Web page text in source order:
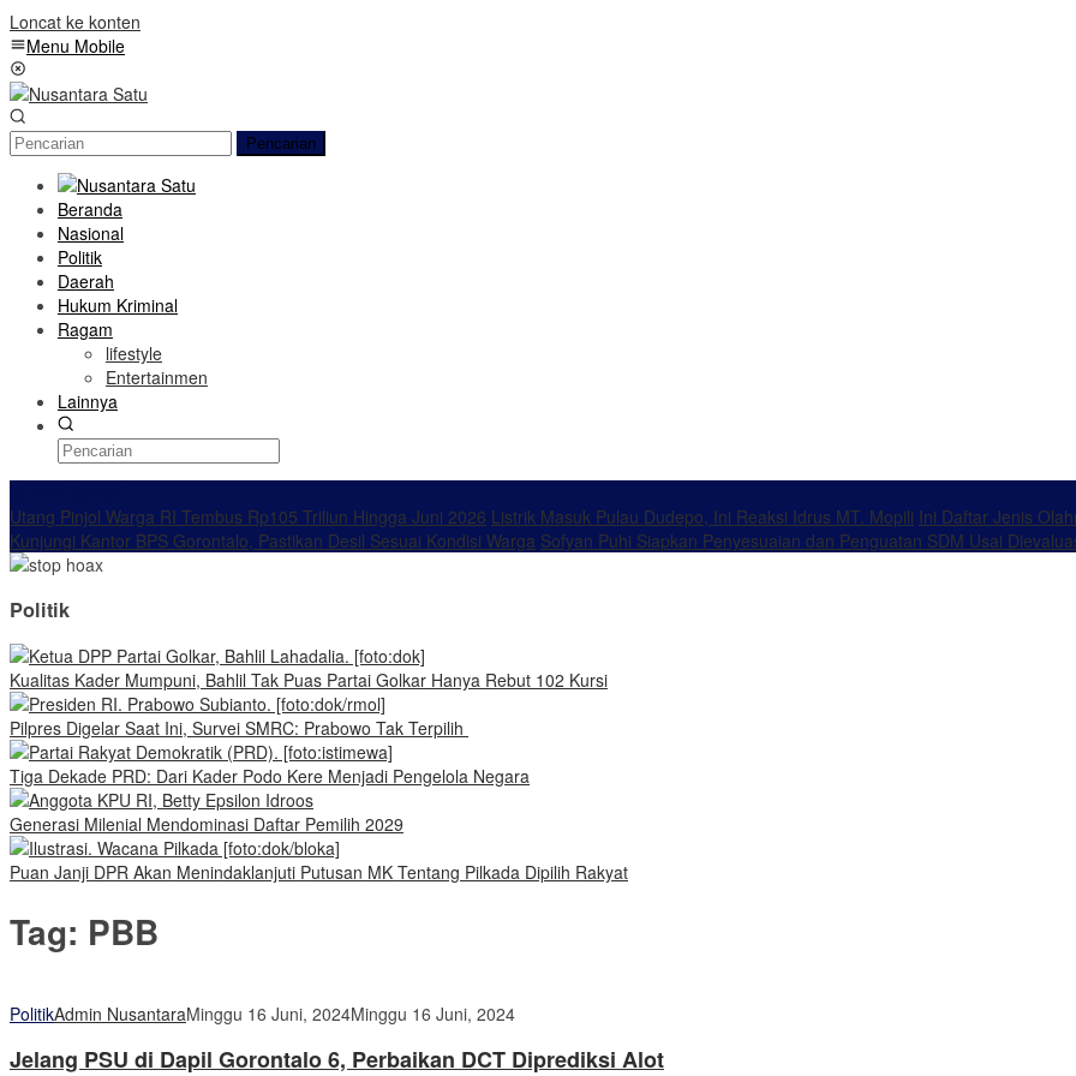
Loncat ke konten
Menu Mobile
Pencarian
Beranda
Nasional
Politik
Daerah
Hukum Kriminal
Ragam
lifestyle
Entertainmen
Lainnya
Utang Pinjol Warga RI Tembus Rp105 Triliun Hingga Juni 2026 Listrik Masuk Pulau Dudepo, Ini Reaksi Idrus MT. Mopili Ini Daftar Jenis
Kunjungi Kantor BPS Gorontalo, Pastikan Desil Sesuai Kondisi Warga Sofyan Puhi Siapkan Penyesuaian dan Penguatan SDM Usai
Politik
Kualitas Kader Mumpuni, Bahlil Tak Puas Partai Golkar Hanya Rebut 102 Kursi
Pilpres Digelar Saat Ini, Survei SMRC: Prabowo Tak Terpilih
Tiga Dekade PRD: Dari Kader Podo Kere Menjadi Pengelola Negara
Generasi Milenial Mendominasi Daftar Pemilih 2029
Puan Janji DPR Akan Menindaklanjuti Putusan MK Tentang Pilkada Dipilih Rakyat
Tag: PBB
PolitikAdmin NusantaraMinggu 16 Juni, 2024Minggu 16 Juni, 2024
Jelang PSU di Dapil Gorontalo 6, Perbaikan DCT Diprediksi Alot